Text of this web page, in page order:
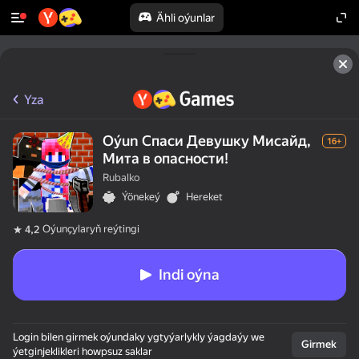
Ähli oýunlar
Yza
Oýun Спаси Девушку Мисайд,
Мита в опасности!
16+
Rubalko
Ýönekeý
Hereket
4,2 Oýunçylaryň reýtingi
Indi oýna
Login bilen girmek oýundaky ygtyýarlykly ýagdaýy we
ýetginjeklikleri howpsuz saklar
Girmek